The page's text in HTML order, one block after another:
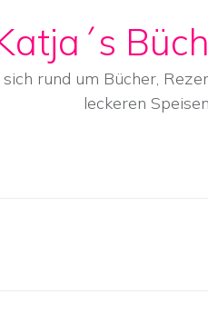
rund um Bücher,
leckeren